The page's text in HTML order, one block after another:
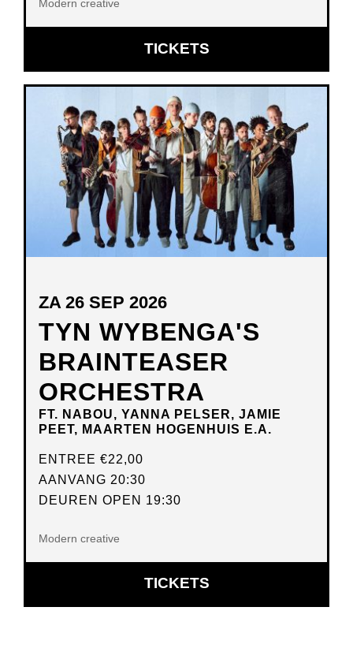
Modern creative
TICKETSOPENT
IN
VENSTER
TYN WYBENGA'S
BRAINTEASER
ORCHESTRA
FT. NABOU, YANNA PELSER, JAMIE
PEET, MAARTEN HOGENHUIS E.A.
ZA 26 SEP 2026
ENTREE €22,00
AANVANG 20:30
DEUREN OPEN 19:30
Modern creative
TICKETSOPENT
IN